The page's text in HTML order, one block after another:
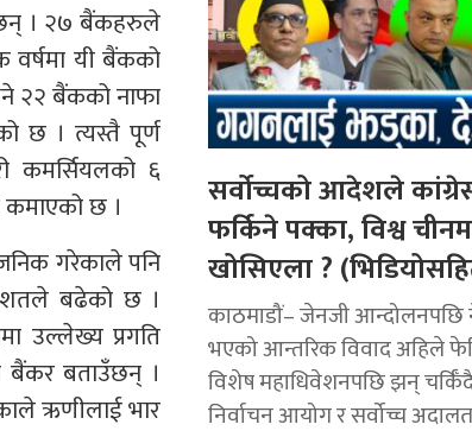
छन् । २७ बैंकहरुले
यी बैंकको
२२ बैंकको नाफा
छ । त्यस्तै पूर्ण
कमर्सियलको ६
छ ।
गरेकाले पनि
बढेको छ ।
उल्लेख्य प्रगति
बैंकर बताउँछन् ।
ऋणीलाई भार
सर्वोच्चको आदेशले
फर्किने पक्का, विश्व
खोसिएला ?
काठमाडौं– जेनजी आन्दोलनपछि
भएको आन्तरिक विवाद अहिले
विशेष महाधिवेशनपछि झन्
निर्वाचन आयोग र सर्वोच्च